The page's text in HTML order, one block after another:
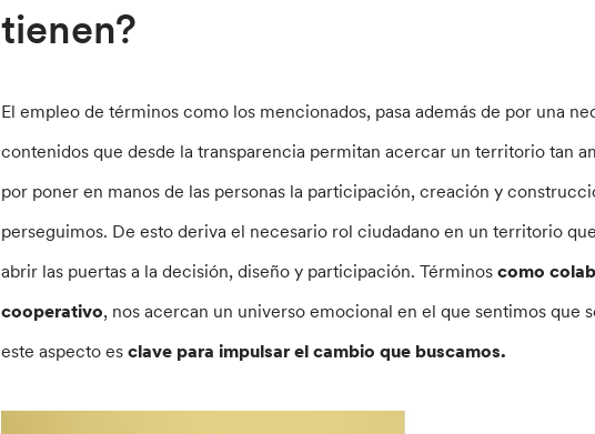
tienen?
El empleo de términos como los mencionados, pasa además de por una
contenidos que desde la transparencia permitan acercar un territorio tan
por poner en manos de las personas la participación, creación y
perseguimos. De esto deriva el necesario rol ciudadano en un territorio
abrir las puertas a la decisión, diseño y participación. Términos como
cooperativo, nos acercan un universo emocional en el que sentimos que
este aspecto es clave para impulsar el cambio que buscamos.